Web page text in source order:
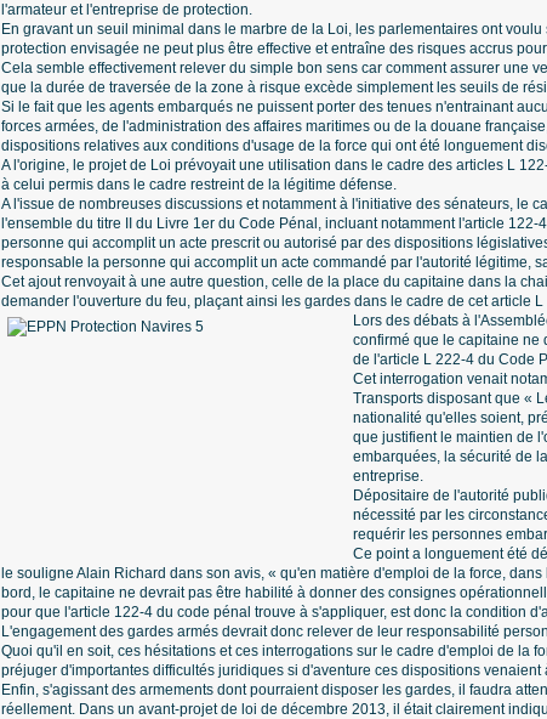
l'armateur et l'entreprise de protection.
En gravant un seuil minimal dans le marbre de la Loi, les parlementaires ont
protection envisagée ne peut plus être effective et entraîne des risques accrus
Cela semble effectivement relever du simple bon sens car comment assurer une
que la durée de traversée de la zone à risque excède simplement les seuils de
Si le fait que les agents embarqués ne puissent porter des tenues n'entrainant
forces armées, de l'administration des affaires maritimes ou de la douane
dispositions relatives aux conditions d'usage de la force qui ont été longuement
A l'origine, le projet de Loi prévoyait une utilisation dans le cadre des articles L
à celui permis dans le cadre restreint de la légitime défense.
A l'issue de nombreuses discussions et notamment à l'initiative des sénateurs, le
l'ensemble du titre II du Livre 1er du Code Pénal, incluant notamment l'article
personne qui accomplit un acte prescrit ou autorisé par des dispositions
responsable la personne qui accomplit un acte commandé par l'autorité légitime,
Cet ajout renvoyait à une autre question, celle de la place du capitaine dans la
demander l'ouverture du feu, plaçant ainsi les gardes dans le cadre de cet article L
Lors des débats à
confirmé que le capitaine ne
de l'article L 222-4 du Code
Cet interrogation venait
Transports disposant que «
nationalité qu'elles soient,
que justifient le maintien de
embarquées, la sécurité de
entreprise.
Dépositaire de l'autorité
nécessité par les
requérir les personnes
Ce point a longuement été
le souligne Alain Richard dans son avis, « qu'en matière d'emploi de la force,
bord, le capitaine ne devrait pas être habilité à donner des consignes
pour que l'article 122-4 du code pénal trouve à s'appliquer, est donc la condition
L'engagement des gardes armés devrait donc relever de leur responsabilité
Quoi qu'il en soit, ces hésitations et ces interrogations sur le cadre d'emploi de la
préjuger d'importantes difficultés juridiques si d'aventure ces dispositions
Enfin, s'agissant des armements dont pourraient disposer les gardes, il faudra
réellement. Dans un avant-projet de loi de décembre 2013, il était clairement